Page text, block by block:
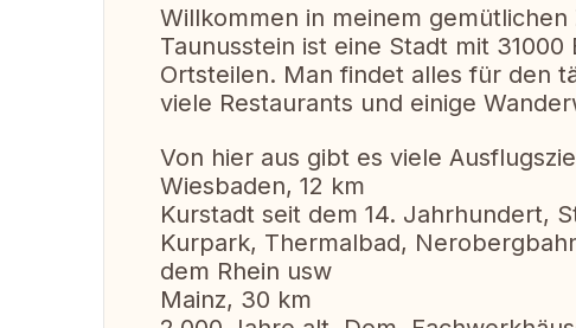
Willkommen in meinem gemütlichen
Taunusstein ist eine Stadt mit
Ortsteilen. Man findet alles für den
viele Restaurants und einige
Von hier aus gibt es viele
Wiesbaden, 12 km
Kurstadt seit dem 14. Jahrhundert,
Kurpark, Thermalbad,
dem Rhein usw
Mainz, 30 km